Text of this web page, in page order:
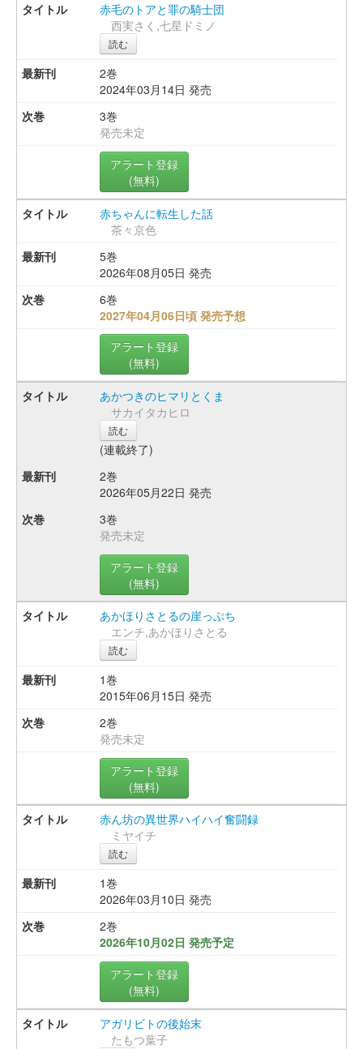
赤毛のトアと罪の騎士団
西実さく,七星ドミノ
読む
2巻
2024年03月14日 発売
3巻
発売未定
アラート登録
(無料)
赤ちゃんに転生した話
茶々京色
5巻
2026年08月05日 発売
6巻
2027年04月06日頃 発売予想
アラート登録
(無料)
あかつきのヒマリとくま
サカイタカヒロ
読む
(連載終了)
2巻
2026年05月22日 発売
3巻
発売未定
アラート登録
(無料)
あかほりさとるの崖っぷち
エンチ,あかほりさとる
読む
1巻
2015年06月15日 発売
2巻
発売未定
アラート登録
(無料)
赤ん坊の異世界ハイハイ奮闘録
ミヤイチ
読む
1巻
2026年03月10日 発売
2巻
2026年10月02日 発売予定
アラート登録
(無料)
アガリビトの後始末
たもつ葉子